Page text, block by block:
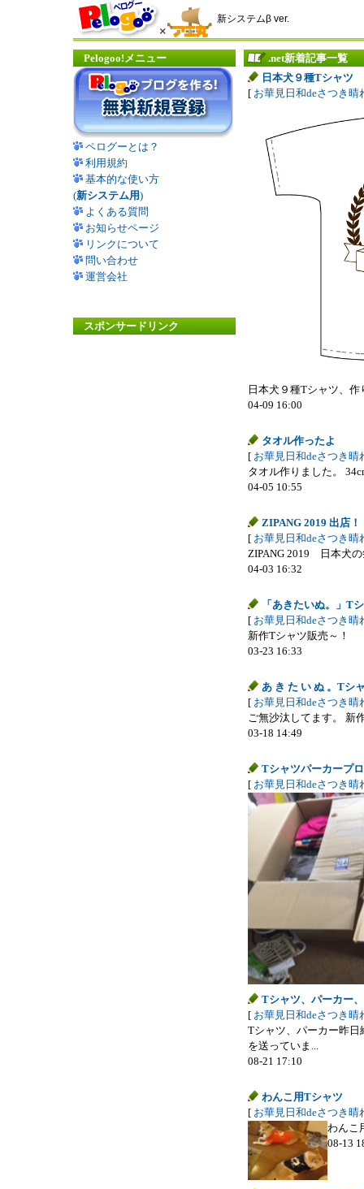
新システムβ ver.
Pelogoo!メニュー
ペログーとは？
利用規約
基本的な使い方
(新システム用)
よくある質問
お知らせページ
リンクについて
問い合わせ
運営会社
スポンサードリンク
.net新着記事一覧
日本犬９種Tシャツ
[ お華見日和deさつき晴
日本犬９種Tシャツ、作
04-09 16:00
タオル作ったよ
[ お華見日和deさつき晴
タオル作りました。
04-05 10:55
ZIPANG 2019 出店！
[ お華見日和deさつき晴
ZIPANG 2019 日本犬の
04-03 16:32
「あきたいぬ。」T
[ お華見日和deさつき晴
新作Tシャツ販売～！
03-23 16:33
あ き た い ぬ 。Tシ
[ お華見日和deさつき晴
ご無沙汰してます。 新
03-18 14:49
Tシャツパーカープ
[ お華見日和deさつき晴
Tシャツ、パーカー
[ お華見日和deさつき晴
Tシャツ、パーカー昨日
を送っていま...
08-21 17:10
わんこ用Tシャツ
[ お華見日和deさつき晴
わんこ
08-13